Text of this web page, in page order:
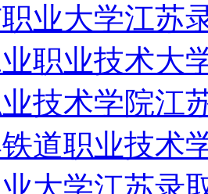
业大学江苏
职业技术大
技术学院江
道职业技术